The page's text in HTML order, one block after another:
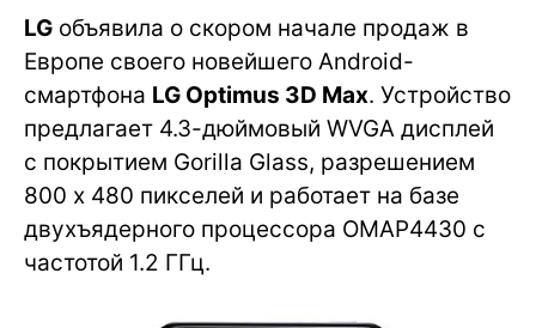
LG объявила о скором начале продаж в
Европе своего новейшего Android-
смартфона LG Optimus 3D Max. Устройство
предлагает 4.3-дюймовый WVGA дисплей
с покрытием Gorilla Glass, разрешением
800 x 480 пикселей и работает на базе
двухъядерного процессора OMAP4430 с
частотой 1.2 ГГц.